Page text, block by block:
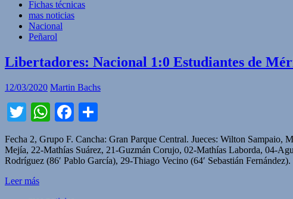
Fichas técnicas
mas noticias
Nacional
Peñarol
Libertadores: Nacional 1:0 Estudiantes de
12/03/2020 Martin Bachs
TwitterWhatsApp
Facebook
Fecha 2, Grupo F. Cancha: Gran Parque Central. Jueces: Wilton
Mejía, 22-Mathías Suárez, 21-Guzmán Corujo, 02-Mathías Laborda, 04-
Rodríguez (86′ Pablo García), 29-Thiago Vecino (64′ Sebastián Fernández).
Leer más